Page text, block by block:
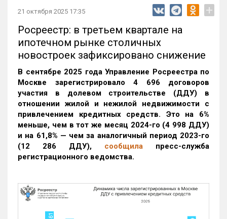
21 октября 2025 17:35 +
Росреестр: в третьем квартале на
ипотечном рынке столичных
новостроек зафиксировано снижение
В сентябре 2025 года Управление Росреестра по
Москве зарегистрировало 4 696 договоров
участия в долевом строительстве (ДДУ) в
отношении жилой и нежилой недвижимости с
привлечением кредитных средств. Это на 6%
меньше, чем в тот же месяц 2024-го (4 998 ДДУ)
и на 61,8% — чем за аналогичный период 2023-го
(12 286 ДДУ), сообщила пресс-служба
регистрационного ведомства.